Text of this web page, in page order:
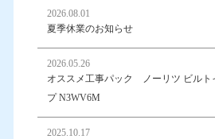
2026.08.01
夏季休業のお知らせ
2026.05.26
オススメ工事パック ノーリツ ビルト
プ N3WV6M
2025.10.17